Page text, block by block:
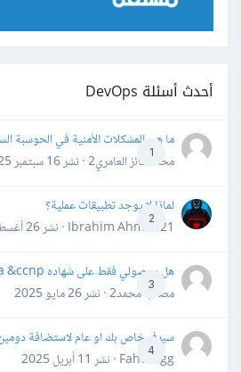
أحدث أسئلة DevOps
1
ما هي المشكلات الأمنية في الحوسبة
محمد فائز العامري2 · نشر
16 سبتمبر 2025
2
لماذا لا يوجد تطبيقات عملية؟
Ibrahim Ahmed21 · نشر
26 أغسطس 2025
3
هل بحصولي فقط على شهاده ccna &ccnp ساجد عمل
مصعب محمد2 · نشر
26 مايو 2025
4
سيرفر خاص بك او عام لاستضافة
Fahd Ggg · نشر
11 أبريل 2025